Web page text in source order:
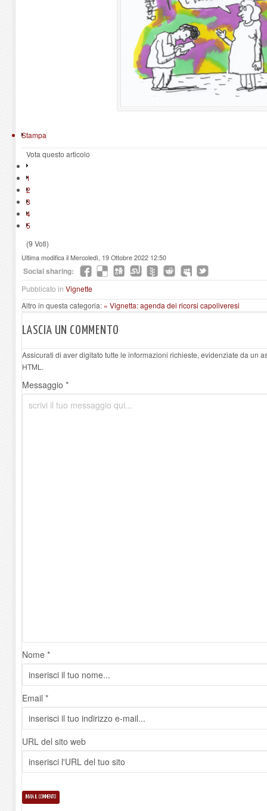
Stampa
Vota questo articolo
1
2
3
4
5
(9 Voti)
Ultima modifica il Mercoledì, 19 Ottobre 2022 12:50
Social sharing:
Pubblicato in Vignette
Altro in questa categoria: « Vignetta: agenda dei ricorsi capoliveresi
LASCIA UN COMMENTO
Assicurati di aver digitato tutte le informazioni richieste, evidenziate da un
HTML.
Messaggio *
Nome *
Email *
URL del sito web